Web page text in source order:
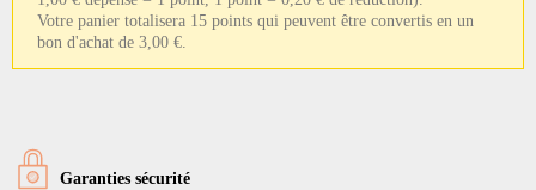
Votre panier totalisera 15 points qui peuvent être convertis en un
bon d'achat de 3,00 €.
Garanties sécurité